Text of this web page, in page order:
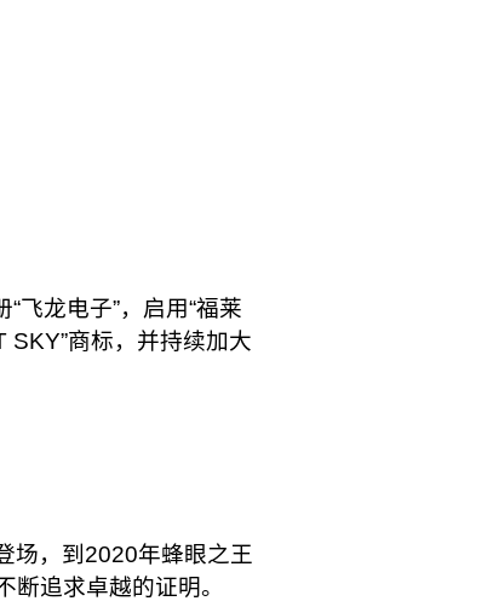
飞龙电子”，启用“福莱
SKY”商标，并持续加大
场，到2020年蜂眼之王
追求卓越的证明。